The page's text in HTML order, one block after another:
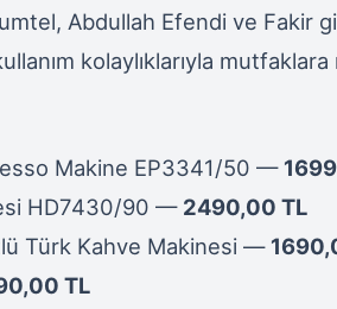
Abdullah Efendi ve Fakir
kolaylıklarıyla
Makine EP3341/50 —
HD7430/90 — 2490,00 TL
Türk Kahve Makinesi —
TL